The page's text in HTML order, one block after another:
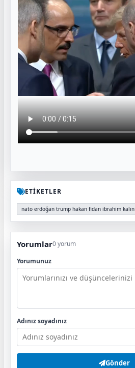
ETİKETLER
nato erdoğan trump hakan fidan ibrahim kalın
Yorumlar0 yorum
Yorumunuz
Adınız soyadınız
Gönder